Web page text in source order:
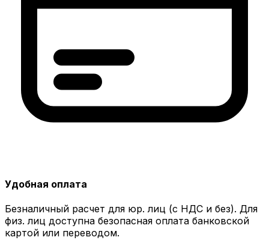
Удобная оплата
Безналичный расчет для юр. лиц (с НДС и без). Для
физ. лиц доступна безопасная оплата банковской
картой или переводом.